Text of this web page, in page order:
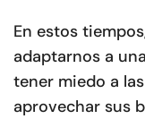
En estos
adaptarnos a
tener miedo a
aprovechar sus